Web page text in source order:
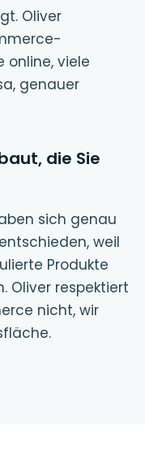
Oliver
online, viele
genauer
die Sie
sich genau
weil
Produkte
Oliver respektiert
nicht, wir